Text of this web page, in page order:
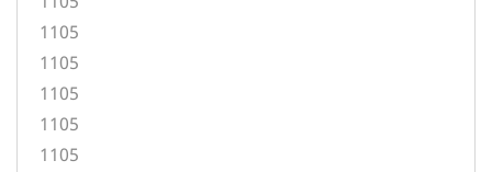
1105
1105
1105
1105
1105